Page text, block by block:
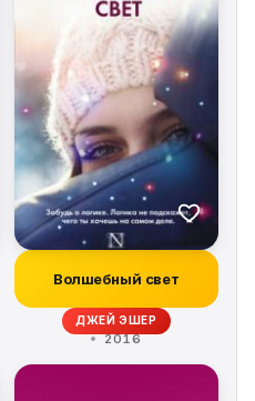
Волшебный свет
ДЖЕЙ ЭШЕР
2016